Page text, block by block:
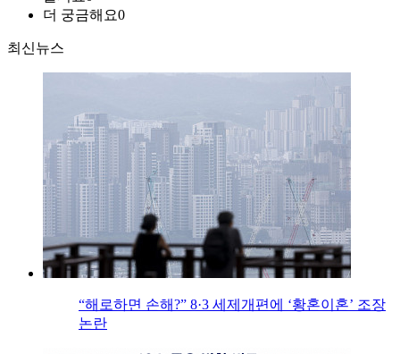
더 궁금해요0
최신뉴스
“해로하면 손해?” 8·3 세제개편에 ‘황혼이혼’ 조장
논란